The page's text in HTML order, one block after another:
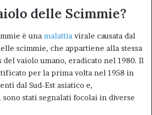
delle Scimmie?
è una malattia virale causata dal
scimmie, che appartiene alla stessa
vaiolo umano, eradicato nel 1980. Il
per la prima volta nel 1958 in
dal Sud-Est asiatico e,
sono stati segnalati focolai in diverse